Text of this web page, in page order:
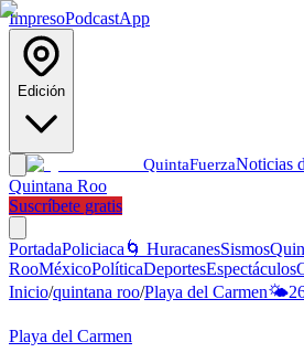
ImpresoPodcastApp
Edición
QuintaFuerzaNoticias
Quintana Roo
Suscríbete gratis
PortadaPoliciaca 🌀 HuracanesSismos
RooMéxicoPolíticaDeportesEspectáculos
Inicio/quintana roo/Playa del Carmen🌤️
Playa del Carmen